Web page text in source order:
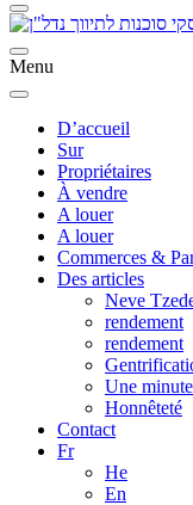
Menu
D’accueil
Sur
Propriétaires
À vendre
A louer
A louer
Commerces &
Des articles
Neve
rendement
rendement
Une
Honnêteté
Contact
Fr
He
En